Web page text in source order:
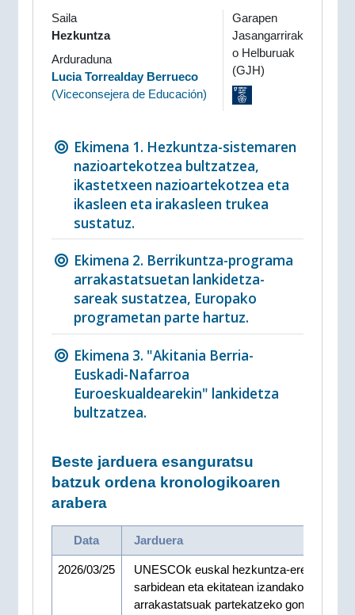
Saila
Hezkuntza
Arduraduna
Lucia Torrealday Berrueco
(Viceconsejera de Educación)
Garapen
Jasangarrirak
o Helburuak
(GJH)
Ekimena 1. Hezkuntza-sistemaren
nazioartekotzea bultzatzea,
ikastetxeen nazioartekotzea eta
ikasleen eta irakasleen trukea
sustatuz.
Ekimena 2. Berrikuntza-programa
arrakastatsuetan lankidetza-
sareak sustatzea, Europako
programetan parte hartuz.
Ekimena 3. "Akitania Berria-
Euskadi-Nafarroa
Euroeskualdearekin" lankidetza
bultzatzea.
Beste jarduera esanguratsu
batzuk ordena kronologikoaren
arabera
Data Jarduera
2026/03/25
UNESCOk euskal hezkuntza-ereduak
sarbidean eta ekitatean izandako
arrakastatsuak partekatzeko gonbita egin